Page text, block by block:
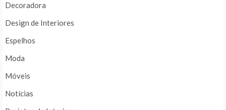
Decoradora
Design de Interiores
Espelhos
Moda
Móveis
Notícias